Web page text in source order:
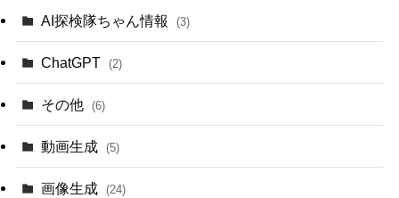
AI探検隊ちゃん情報 (3)
ChatGPT (2)
その他 (6)
動画生成 (5)
画像生成 (24)